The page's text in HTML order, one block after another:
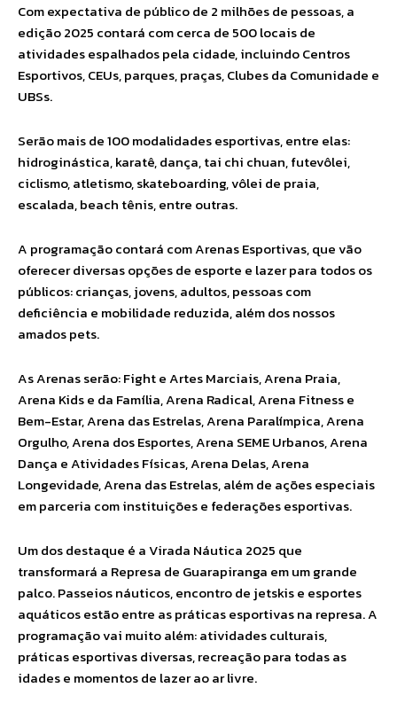
Com expectativa de público de 2 milhões de pessoas, a
edição 2025 contará com cerca de 500 locais de
atividades espalhados pela cidade, incluindo Centros
Esportivos, CEUs, parques, praças, Clubes da Comunidade e
UBSs.
Serão mais de 100 modalidades esportivas, entre elas:
hidroginástica, karatê, dança, tai chi chuan, futevôlei,
ciclismo, atletismo, skateboarding, vôlei de praia,
escalada, beach tênis, entre outras.
A programação contará com Arenas Esportivas, que vão
oferecer diversas opções de esporte e lazer para todos os
públicos: crianças, jovens, adultos, pessoas com
deficiência e mobilidade reduzida, além dos nossos
amados pets.
As Arenas serão: Fight e Artes Marciais, Arena Praia,
Arena Kids e da Família, Arena Radical, Arena Fitness e
Bem-Estar, Arena das Estrelas, Arena Paralímpica, Arena
Orgulho, Arena dos Esportes, Arena SEME Urbanos, Arena
Dança e Atividades Físicas, Arena Delas, Arena
Longevidade, Arena das Estrelas, além de ações especiais
em parceria com instituições e federações esportivas.
Um dos destaque é a Virada Náutica 2025 que
transformará a Represa de Guarapiranga em um grande
palco. Passeios náuticos, encontro de jetskis e esportes
aquáticos estão entre as práticas esportivas na represa. A
programação vai muito além: atividades culturais,
práticas esportivas diversas, recreação para todas as
idades e momentos de lazer ao ar livre.